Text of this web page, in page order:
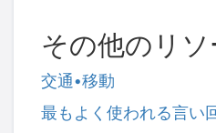
その他のリソ
交通•移動
最もよく使われる言い